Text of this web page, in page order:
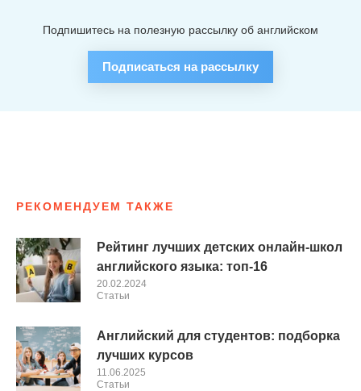
Подпишитесь на полезную рассылку об английском
Подписаться на рассылку
РЕКОМЕНДУЕМ ТАКЖЕ
Рейтинг лучших детских онлайн-школ
английского языка: топ-16
20.02.2024
Cтатьи
Английский для студентов: подборка
лучших курсов
11.06.2025
Cтатьи